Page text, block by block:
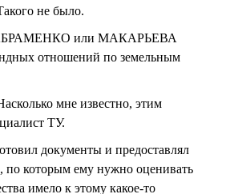
не было.
АБРАМЕНКО или МАКАРЬЕВА
отношений по земельным
мне известно, этим
ТУ.
документы и предоставлял
по которым ему нужно оценивать
имело к этому какое-то